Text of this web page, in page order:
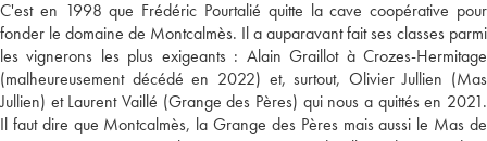
C'est en 1998 que Frédéric Pourtalié quitte la cave coopérative pour
fonder le domaine de Montcalmès. Il a auparavant fait ses classes parmi
les vignerons les plus exigeants : Alain Graillot à Crozes-Hermitage
(malheureusement décédé en 2022) et, surtout, Olivier Jullien (Mas
Jullien) et Laurent Vaillé (Grange des Pères) qui nous a quittés en 2021.
Il faut dire que Montcalmès, la Grange des Pères mais aussi le Mas de